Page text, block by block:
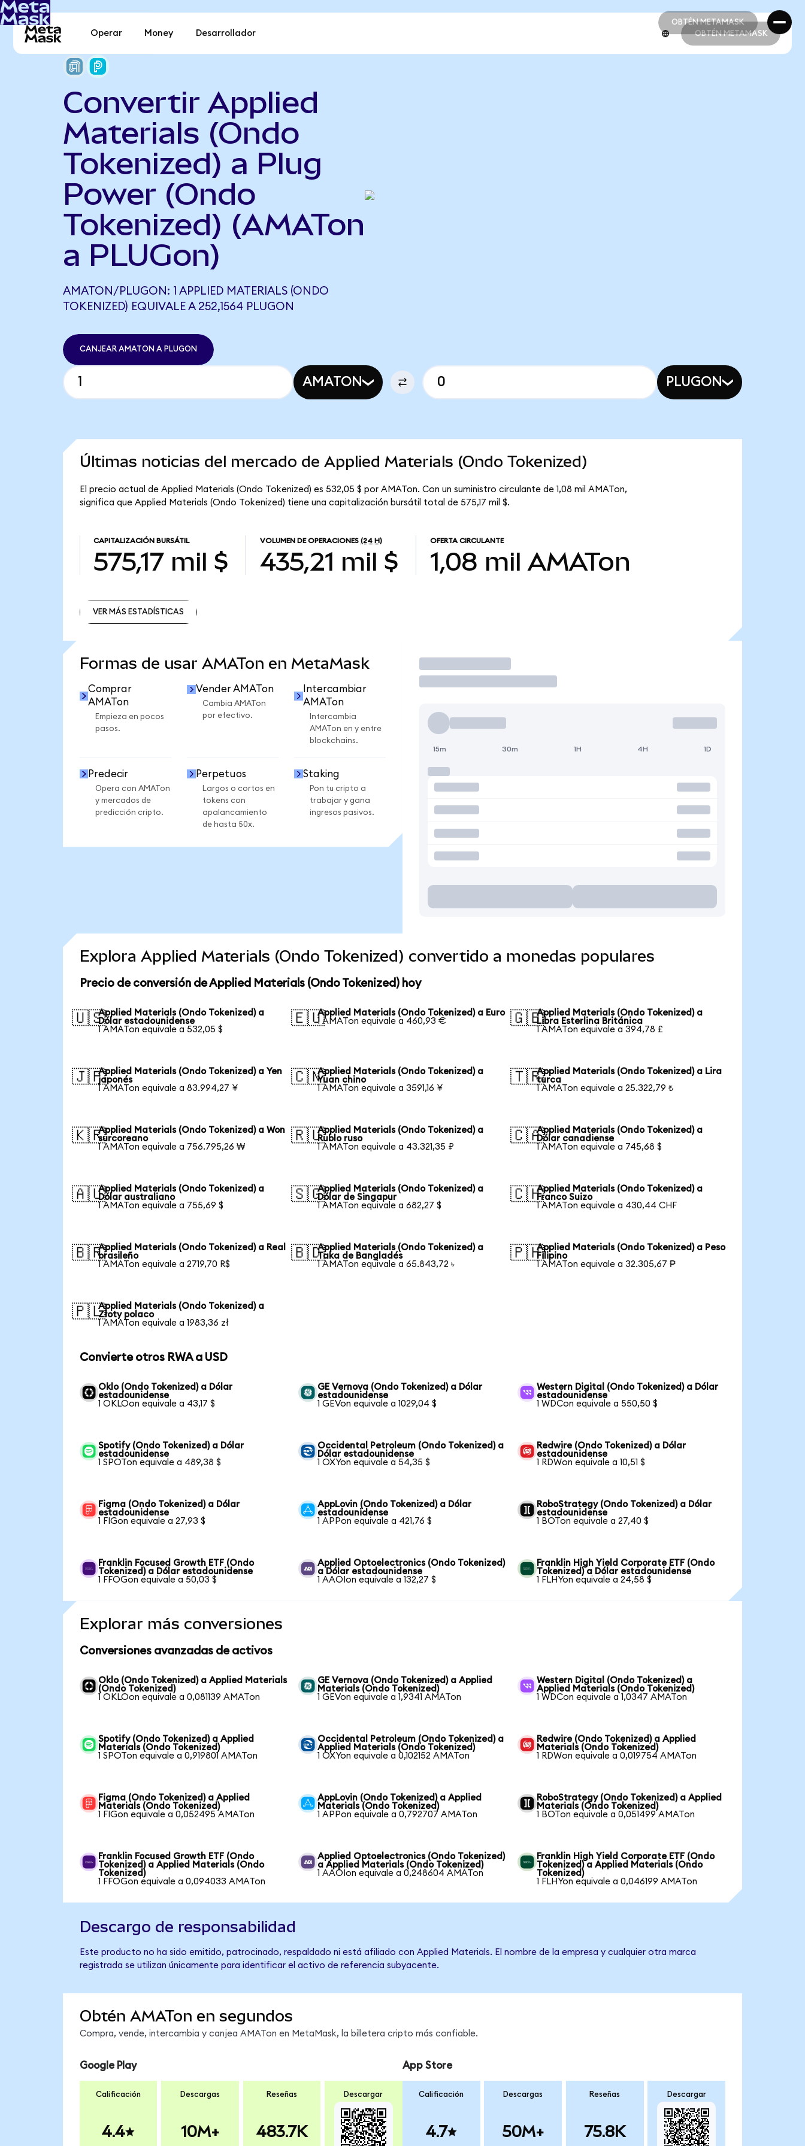
OBTÉN METAMASK
OBTÉN METAMASK
Operar Money Desarrollador OBTÉN METAMASK
Convertir Applied
Materials (Ondo
Tokenized) a Plug
Power (Ondo
Tokenized) (AMATon
a PLUGon)
AMATON/PLUGON: 1 APPLIED MATERIALS (ONDO
TOKENIZED) EQUIVALE A 252,1564 PLUGON
CANJEAR AMATON A PLUGON
AMATON PLUGON
Últimas noticias del mercado de Applied Materials (Ondo Tokenized)
El precio actual de Applied Materials (Ondo Tokenized) es 532,05 $ por AMATon. Con un suministro circulante de 1,08 mil AMATon,
significa que Applied Materials (Ondo Tokenized) tiene una capitalización bursátil total de 575,17 mil $.
CAPITALIZACIÓN BURSÁTIL
575,17 mil $
VOLUMEN DE OPERACIONES (24 H)
435,21 mil $
OFERTA CIRCULANTE
1,08 mil AMATon
VER MÁS ESTADÍSTICAS
Formas de usar AMATon en MetaMask
Comprar
AMATon
Empieza en pocos
pasos.
Vender AMATon
Cambia AMATon
por efectivo.
Intercambiar
AMATon
Intercambia
AMATon en y entre
blockchains.
Predecir
Opera con AMATon
y mercados de
predicción cripto.
Perpetuos
Largos o cortos en
tokens con
apalancamiento
de hasta 50x.
Staking
Pon tu cripto a
trabajar y gana
ingresos pasivos.
Operar
15m 30m 1H 4H 1D
Explora Applied Materials (Ondo Tokenized) convertido a monedas populares
Precio de conversión de Applied Materials (Ondo Tokenized) hoy
🇺🇸Applied Materials (Ondo Tokenized) a
Dólar estadounidense
1 AMATon equivale a 532,05 $
🇪🇺Applied Materials (Ondo Tokenized) a Euro
1 AMATon equivale a 460,93 €
🇬🇧Applied Materials (Ondo Tokenized) a
Libra Esterlina Británica
1 AMATon equivale a 394,78 £
🇯🇵Applied Materials (Ondo Tokenized) a Yen
japonés
1 AMATon equivale a 83.994,27 ¥
🇨🇳Applied Materials (Ondo Tokenized) a
Yuan chino
1 AMATon equivale a 3591,16 ¥
🇹🇷Applied Materials (Ondo Tokenized) a Lira
turca
1 AMATon equivale a 25.322,79 ₺
🇰🇷Applied Materials (Ondo Tokenized) a Won
surcoreano
1 AMATon equivale a 756.795,26 ₩
🇷🇺Applied Materials (Ondo Tokenized) a
Rublo ruso
1 AMATon equivale a 43.321,35 ₽
🇨🇦Applied Materials (Ondo Tokenized) a
Dólar canadiense
1 AMATon equivale a 745,68 $
🇦🇺Applied Materials (Ondo Tokenized) a
Dólar australiano
1 AMATon equivale a 755,69 $
🇸🇬Applied Materials (Ondo Tokenized) a
Dólar de Singapur
1 AMATon equivale a 682,27 $
🇨🇭Applied Materials (Ondo Tokenized) a
Franco Suizo
1 AMATon equivale a 430,44 CHF
🇧🇷Applied Materials (Ondo Tokenized) a Real
brasileño
1 AMATon equivale a 2719,70 R$
🇧🇩Applied Materials (Ondo Tokenized) a
Taka de Bangladés
1 AMATon equivale a 65.843,72 ৳
🇵🇭Applied Materials (Ondo Tokenized) a Peso
Filipino
1 AMATon equivale a 32.305,67 ₱
🇵🇱Applied Materials (Ondo Tokenized) a
Złoty polaco
1 AMATon equivale a 1983,36 zł
Convierte otros RWA a USD
Oklo (Ondo Tokenized) a Dólar
estadounidense
1 OKLOon equivale a 43,17 $
GE Vernova (Ondo Tokenized) a Dólar
estadounidense
1 GEVon equivale a 1029,04 $
Western Digital (Ondo Tokenized) a Dólar
estadounidense
1 WDCon equivale a 550,50 $
Spotify (Ondo Tokenized) a Dólar
estadounidense
1 SPOTon equivale a 489,38 $
Occidental Petroleum (Ondo Tokenized) a
Dólar estadounidense
1 OXYon equivale a 54,35 $
Redwire (Ondo Tokenized) a Dólar
estadounidense
1 RDWon equivale a 10,51 $
Figma (Ondo Tokenized) a Dólar
estadounidense
1 FIGon equivale a 27,93 $
AppLovin (Ondo Tokenized) a Dólar
estadounidense
1 APPon equivale a 421,76 $
RoboStrategy (Ondo Tokenized) a Dólar
estadounidense
1 BOTon equivale a 27,40 $
Franklin Focused Growth ETF (Ondo
Tokenized) a Dólar estadounidense
1 FFOGon equivale a 50,03 $
Applied Optoelectronics (Ondo Tokenized)
a Dólar estadounidense
1 AAOIon equivale a 132,27 $
Franklin High Yield Corporate ETF (Ondo
Tokenized) a Dólar estadounidense
1 FLHYon equivale a 24,58 $
Explorar más conversiones
Conversiones avanzadas de activos
Oklo (Ondo Tokenized) a Applied Materials
(Ondo Tokenized)
1 OKLOon equivale a 0,081139 AMATon
GE Vernova (Ondo Tokenized) a Applied
Materials (Ondo Tokenized)
1 GEVon equivale a 1,9341 AMATon
Western Digital (Ondo Tokenized) a
Applied Materials (Ondo Tokenized)
1 WDCon equivale a 1,0347 AMATon
Spotify (Ondo Tokenized) a Applied
Materials (Ondo Tokenized)
1 SPOTon equivale a 0,919801 AMATon
Occidental Petroleum (Ondo Tokenized) a
Applied Materials (Ondo Tokenized)
1 OXYon equivale a 0,102152 AMATon
Redwire (Ondo Tokenized) a Applied
Materials (Ondo Tokenized)
1 RDWon equivale a 0,019754 AMATon
Figma (Ondo Tokenized) a Applied
Materials (Ondo Tokenized)
1 FIGon equivale a 0,052495 AMATon
AppLovin (Ondo Tokenized) a Applied
Materials (Ondo Tokenized)
1 APPon equivale a 0,792707 AMATon
RoboStrategy (Ondo Tokenized) a Applied
Materials (Ondo Tokenized)
1 BOTon equivale a 0,051499 AMATon
Franklin Focused Growth ETF (Ondo
Tokenized) a Applied Materials (Ondo
Tokenized)
1 FFOGon equivale a 0,094033 AMATon
Applied Optoelectronics (Ondo Tokenized)
a Applied Materials (Ondo Tokenized)
1 AAOIon equivale a 0,248604 AMATon
Franklin High Yield Corporate ETF (Ondo
Tokenized) a Applied Materials (Ondo
Tokenized)
1 FLHYon equivale a 0,046199 AMATon
Descargo de responsabilidad
Este producto no ha sido emitido, patrocinado, respaldado ni está afiliado con Applied Materials. El nombre de la empresa y cualquier otra marca
registrada se utilizan únicamente para identificar el activo de referencia subyacente.
Obtén AMATon en segundos
Compra, vende, intercambia y canjea AMATon en MetaMask, la billetera cripto más confiable.
Google Play
Calificación
4.4
Descargas
10M+
Reseñas
483.7K
Descargar
App Store
Calificación
4.7
Descargas
50M+
Reseñas
75.8K
Descargar